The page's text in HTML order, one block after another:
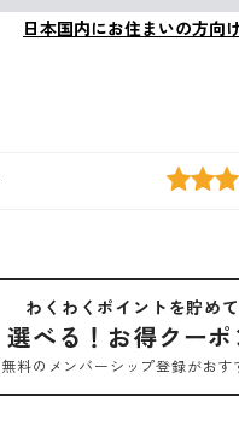
日本国内にお住まいの方向
わくわくポイントを貯めて
選べる！お得クーポ
無料のメンバーシップ登録がおす